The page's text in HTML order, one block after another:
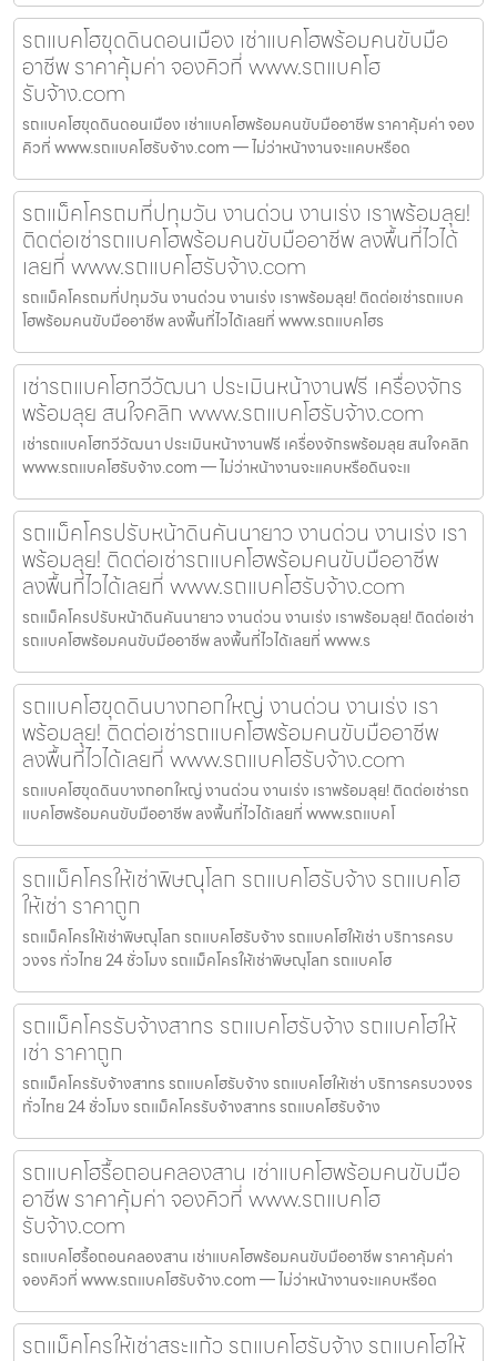
รถแบคโฮขุดดินดอนเมือง เช่าแบคโฮพร้อมคนขับมือ
อาชีพ ราคาคุ้มค่า จองคิวที่ www.รถแบคโฮ
รับจ้าง.com
รถแบคโฮขุดดินดอนเมือง เช่าแบคโฮพร้อมคนขับมืออาชีพ ราคาคุ้มค่า จอง
คิวที่ www.รถแบคโฮรับจ้าง.com — ไม่ว่าหน้างานจะแคบหรือด
รถแม็คโครถมที่ปทุมวัน งานด่วน งานเร่ง เราพร้อมลุย!
ติดต่อเช่ารถแบคโฮพร้อมคนขับมืออาชีพ ลงพื้นที่ไวได้
เลยที่ www.รถแบคโฮรับจ้าง.com
รถแม็คโครถมที่ปทุมวัน งานด่วน งานเร่ง เราพร้อมลุย! ติดต่อเช่ารถแบค
โฮพร้อมคนขับมืออาชีพ ลงพื้นที่ไวได้เลยที่ www.รถแบคโฮร
เช่ารถแบคโฮทวีวัฒนา ประเมินหน้างานฟรี เครื่องจักร
พร้อมลุย สนใจคลิก www.รถแบคโฮรับจ้าง.com
เช่ารถแบคโฮทวีวัฒนา ประเมินหน้างานฟรี เครื่องจักรพร้อมลุย สนใจคลิก
www.รถแบคโฮรับจ้าง.com — ไม่ว่าหน้างานจะแคบหรือดินจะแ
รถแม็คโครปรับหน้าดินคันนายาว งานด่วน งานเร่ง เรา
พร้อมลุย! ติดต่อเช่ารถแบคโฮพร้อมคนขับมืออาชีพ
ลงพื้นที่ไวได้เลยที่ www.รถแบคโฮรับจ้าง.com
รถแม็คโครปรับหน้าดินคันนายาว งานด่วน งานเร่ง เราพร้อมลุย! ติดต่อเช่า
รถแบคโฮพร้อมคนขับมืออาชีพ ลงพื้นที่ไวได้เลยที่ www.ร
รถแบคโฮขุดดินบางกอกใหญ่ งานด่วน งานเร่ง เรา
พร้อมลุย! ติดต่อเช่ารถแบคโฮพร้อมคนขับมืออาชีพ
ลงพื้นที่ไวได้เลยที่ www.รถแบคโฮรับจ้าง.com
รถแบคโฮขุดดินบางกอกใหญ่ งานด่วน งานเร่ง เราพร้อมลุย! ติดต่อเช่ารถ
แบคโฮพร้อมคนขับมืออาชีพ ลงพื้นที่ไวได้เลยที่ www.รถแบคโ
รถแม็คโครให้เช่าพิษณุโลก รถแบคโฮรับจ้าง รถแบคโฮ
ให้เช่า ราคาถูก
รถแม็คโครให้เช่าพิษณุโลก รถแบคโฮรับจ้าง รถแบคโฮให้เช่า บริการครบ
วงจร ทั่วไทย 24 ชั่วโมง รถแม็คโครให้เช่าพิษณุโลก รถแบคโฮ
รถแม็คโครรับจ้างสาทร รถแบคโฮรับจ้าง รถแบคโฮให้
เช่า ราคาถูก
รถแม็คโครรับจ้างสาทร รถแบคโฮรับจ้าง รถแบคโฮให้เช่า บริการครบวงจร
ทั่วไทย 24 ชั่วโมง รถแม็คโครรับจ้างสาทร รถแบคโฮรับจ้าง
รถแบคโฮรื้อถอนคลองสาน เช่าแบคโฮพร้อมคนขับมือ
อาชีพ ราคาคุ้มค่า จองคิวที่ www.รถแบคโฮ
รับจ้าง.com
รถแบคโฮรื้อถอนคลองสาน เช่าแบคโฮพร้อมคนขับมืออาชีพ ราคาคุ้มค่า
จองคิวที่ www.รถแบคโฮรับจ้าง.com — ไม่ว่าหน้างานจะแคบหรือด
รถแม็คโครให้เช่าสระแก้ว รถแบคโฮรับจ้าง รถแบคโฮให้